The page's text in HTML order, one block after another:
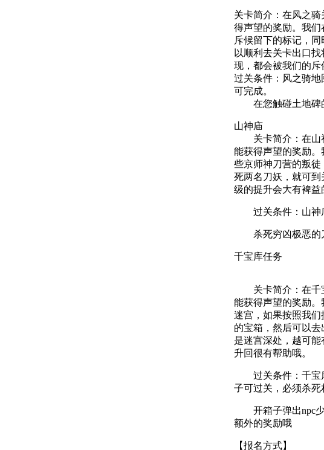
关卡简介：在风之
得声望的奖励。我
斥候留下的标记，
以顺利去关卡出口
现，都会被我们的斥
过关条件：风之骑
可完成。
在您触碰土地碑的
山神庙
关卡简介：在山神
能获得声望的奖励
些京师神刀营的叛
死两名刀妖，就可
级的提升会大有裨益
过关条件：山神庙
杀死穷凶极恶的
千宝库任务
关卡简介：在千宝
能获得声望的奖励
迷宫，如果按照我
的宝箱，然后可以
是迷宫深处，越可
升回很有帮助哦。
过关条件：千宝库
子可过关，必须杀死
开箱子弹出npc少
额外的奖励哦
【报名方式】